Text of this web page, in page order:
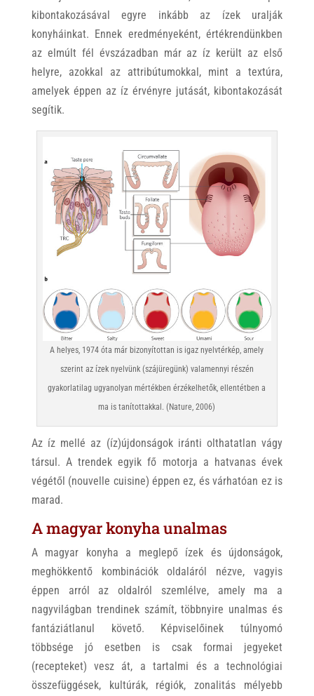
kibontakozásával egyre inkább az ízek uralják
konyháinkat. Ennek eredményeként, értékrendünkben
az elmúlt fél évszázadban már az íz került az első
helyre, azokkal az attribútumokkal, mint a textúra,
amelyek éppen az íz érvényre jutását, kibontakozását
segítik.
A helyes, 1974 óta már bizonyítottan is igaz nyelvtérkép, amely
szerint az ízek nyelvünk (szájüregünk) valamennyi részén
gyakorlatilag ugyanolyan mértékben érzékelhetők, ellentétben a
ma is tanítottakkal. (Nature, 2006)
Az íz mellé az (íz)újdonságok iránti olthatatlan vágy
társul. A trendek egyik fő motorja a hatvanas évek
végétől (nouvelle cuisine) éppen ez, és várhatóan ez is
marad.
A magyar konyha unalmas
A magyar konyha a meglepő ízek és újdonságok,
meghökkentő kombinációk oldaláról nézve, vagyis
éppen arról az oldalról szemlélve, amely ma a
nagyvilágban trendinek számít, többnyire unalmas és
fantáziátlanul követő. Képviselőinek túlnyomó
többsége jó esetben is csak formai jegyeket
(recepteket) vesz át, a tartalmi és a technológiai
összefüggések, kultúrák, régiók, zonalitás mélyebb